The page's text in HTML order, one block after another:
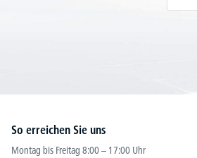
So erreichen Sie uns
Montag bis Freitag 8:00 – 17:00 Uhr